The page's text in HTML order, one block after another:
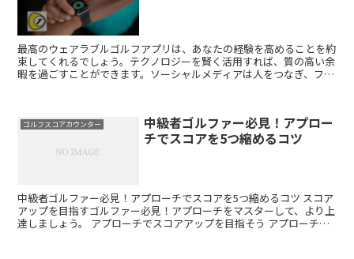
最高のウェアラブルゴルフアプリは、あなたの経験を高めることを約
束してくれるでしょう。テクノロジーを賢く活用すれば、質の高い余
暇を過ごすことができます。ソーシャルメディアは人をつなぎ、フィ
ゴルフスコアカウンター
中級者ゴルファー必見！アプロー
チでスコアを5つ縮めるコツ
中級者ゴルファー必見！アプローチでスコアを5つ縮めるコツ スコア
アップを目指すゴルファー必見！アプローチをマスターして、より上
達しましょう。 アプローチでスコアアップを目指そう アプローチは